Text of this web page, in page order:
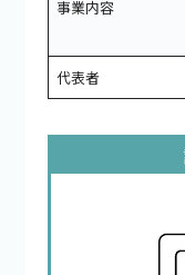
事業内容
代表者